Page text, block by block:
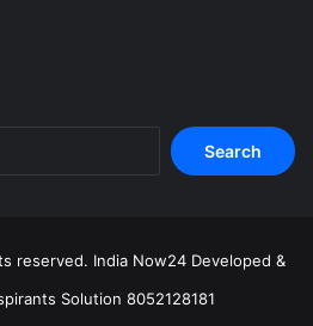
reserved. India Now24 Developed &
Solution 8052128181